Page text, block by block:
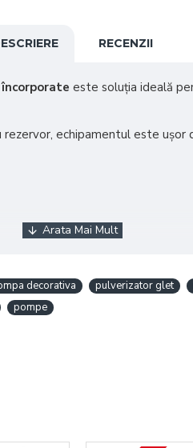
RECENZII
este soluția ideală
echipamentul este
decorativa pulverizator glet
pompe